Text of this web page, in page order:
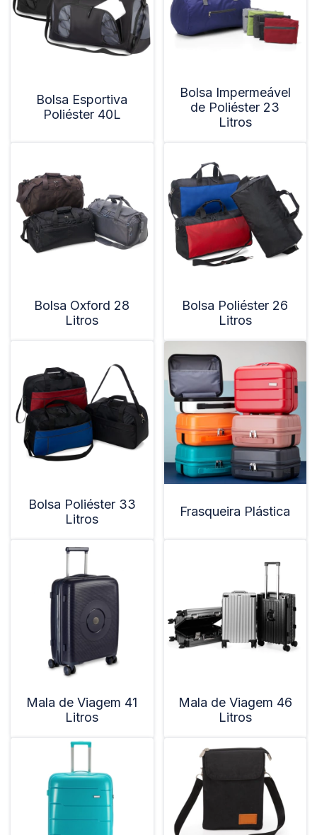
Bolsa Esportiva
Poliéster 40L
Bolsa Impermeável
de Poliéster 23
Litros
Bolsa Oxford 28
Litros
Bolsa Poliéster 26
Litros
Bolsa Poliéster 33
Litros
Frasqueira Plástica
Mala de Viagem 41
Litros
Mala de Viagem 46
Litros